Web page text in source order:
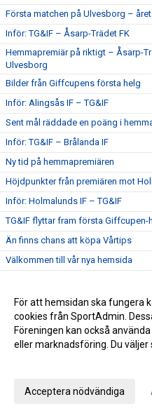
Första matchen på Ulvesborg –
Inför: TG&IF – Åsarp-Trädet FK
Hemmapremiär på riktigt – Åsarp-
Ulvesborg
Bilder från Giffcupens första helg
Inför: Alingsås IF – TG&IF
Sent mål räddade en poäng i
Inför: TG&IF – Brålanda IF
Ny tid på hemmapremiären
Höjdpunkter från premiären mot
Inför: Holmalunds IF – TG&IF
TG&IF flyttar fram första Giffcupen-
Än finns chans att köpa Vårtips
Välkommen till vår nya hemsida
Bra årspremiär av juniorlaget mot
INFO Nya huvudentrèn
Entrèn
Inför: TG&IF – Vänersborgs FK
För att hemsidan ska fungera
cookies från SportAdmin.
Föreningen kan också
eller marknadsföring. Du väljer
Acceptera nödvändiga